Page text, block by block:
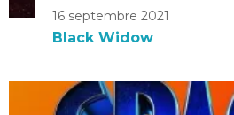
16 septembre 2021
Black Widow